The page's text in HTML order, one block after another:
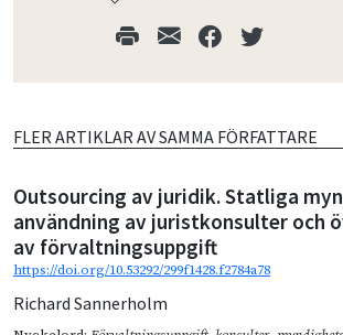
FLER ARTIKLAR AV SAMMA FÖRFATTARE
Outsourcing av juridik. Statliga
användning av juristkonsulter och
av förvaltningsuppgift
https://doi.org/10.53292/299f1428.f2784a78
Richard Sannerholm